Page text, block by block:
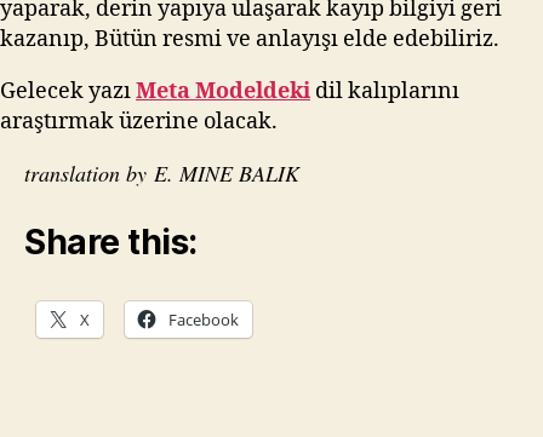
yaparak, derin yapıya ulaşarak kayıp bilgiyi geri
kazanıp, Bütün resmi ve anlayışı elde edebiliriz.
Gelecek yazıMeta Modeldeki dil kalıplarını
araştırmak üzerine olacak.
translation by E. MINE BALIK
Share this:
X Facebook